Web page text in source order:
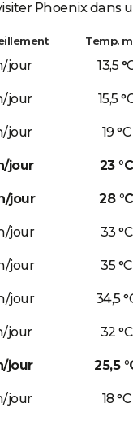
Phoenix dans
Temp.
jour 13,5
jour 15,5
jour 19 °C
jour 23 °C
jour 28 °C
jour 33 °C
jour 35 °C
jour 34,5
jour 32 °C
jour 25,5
jour 18 °C